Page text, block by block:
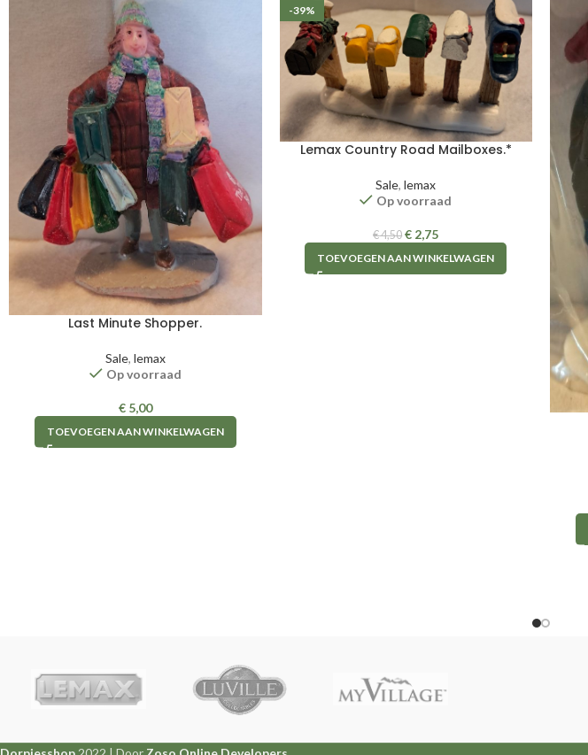
Last Minute Shopper.
Sale, lemax
Op voorraad
€5,00
TOEVOEGEN AAN WINKELWAGEN
-39%
Lemax Country Road Mailboxes.*
Sale,lemax
Op voorraad
€4,50 € 2,75
TOEVOEGEN AAN WINKELWAGEN